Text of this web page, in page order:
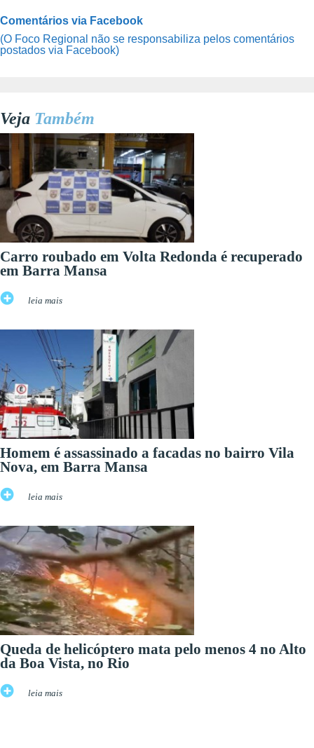
Comentários via Facebook
(O Foco Regional não se responsabiliza pelos comentários
postados via Facebook)
Veja Também
Carro roubado em Volta Redonda é recuperado
em Barra Mansa
leia mais
Homem é assassinado a facadas no bairro Vila
Nova, em Barra Mansa
leia mais
Queda de helicóptero mata pelo menos 4 no Alto
da Boa Vista, no Rio
leia mais